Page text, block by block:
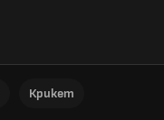
Крикет